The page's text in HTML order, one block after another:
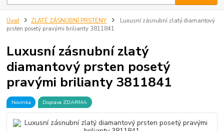
Úvod ZLATÉ ZÁSNUBNÍ PRSTENY
Luxusní zásnubní zlatý diamantový
prsten posetý pravými brilianty 3811841
Luxusní zásnubní zlatý
diamantový prsten posetý
pravými brilianty 3811841
Novinka Doprava ZDARMA